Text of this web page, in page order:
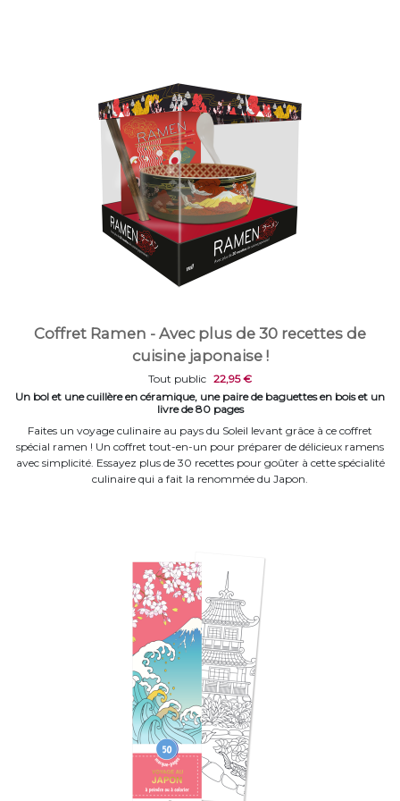
Coffret Ramen - Avec plus de 30 recettes de
cuisine japonaise !
Tout public 22,95 €
Un bol et une cuillère en céramique, une paire de baguettes en bois et un
livre de 80 pages
Faites un voyage culinaire au pays du Soleil levant grâce à ce coffret
spécial ramen ! Un coffret tout-en-un pour préparer de délicieux ramens
avec simplicité. Essayez plus de 30 recettes pour goûter à cette spécialité
culinaire qui a fait la renommée du Japon.